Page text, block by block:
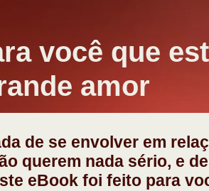
você que
amor
de se envolver em
querem nada sério, e
eBook foi feito para